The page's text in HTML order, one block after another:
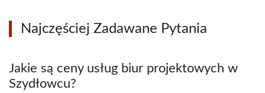
Najczęściej Zadawane Pytania
Jakie są ceny usług biur projektowych w
Szydłowcu?